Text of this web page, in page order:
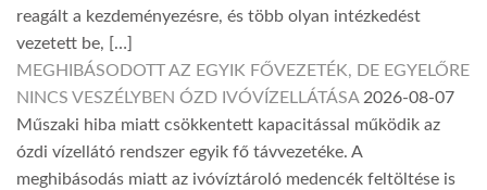
reagált a kezdeményezésre, és több olyan intézkedést
vezetett be, […]
MEGHIBÁSODOTT AZ EGYIK FŐVEZETÉK, DE EGYELŐRE
NINCS VESZÉLYBEN ÓZD IVÓVÍZELLÁTÁSA 2026-08-07
Műszaki hiba miatt csökkentett kapacitással működik az
ózdi vízellátó rendszer egyik fő távvezetéke. A
meghibásodás miatt az ivóvíztároló medencék feltöltése is